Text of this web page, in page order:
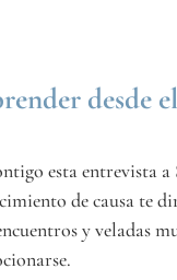
desde
esta entrevista
de causa te
y veladas